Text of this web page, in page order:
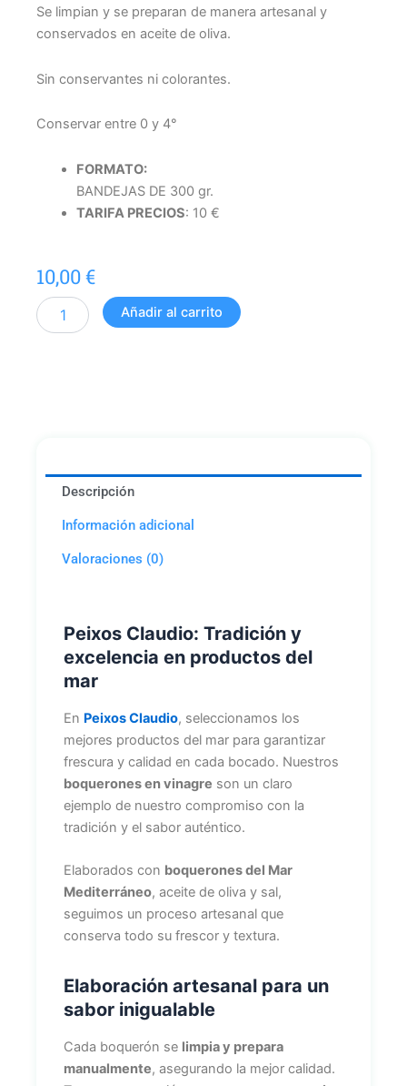
Se limpian y se preparan de manera artesanal y
conservados en aceite de oliva.
Sin conservantes ni colorantes.
Conservar entre 0 y 4°
FORMATO:
BANDEJAS DE 300 gr.
TARIFA PRECIOS: 10 €
10,00€
Boquerones
en
Añadir al carrito
Descripción
Información adicional
Valoraciones (0)
Peixos Claudio: Tradición y
excelencia en productos del
mar
En Peixos Claudio, seleccionamos los
mejores productos del mar para garantizar
frescura y calidad en cada bocado. Nuestros
boquerones en vinagre son un claro
ejemplo de nuestro compromiso con la
tradición y el sabor auténtico.
Elaborados con boquerones del Mar
Mediterráneo, aceite de oliva y sal,
seguimos un proceso artesanal que
conserva todo su frescor y textura.
Elaboración artesanal para un
sabor inigualable
Cada boquerón se limpia y prepara
manualmente, asegurando la mejor calidad.